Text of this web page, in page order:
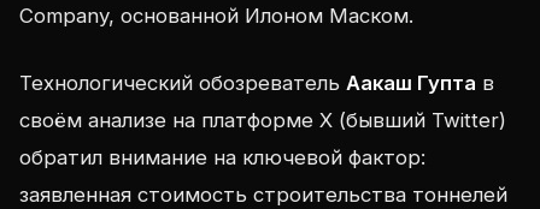
Company, основанной Илоном Маском.
Технологический обозреватель Аакаш Гупта в
своём анализе на платформе X (бывший Twitter)
обратил внимание на ключевой фактор:
заявленная стоимость строительства тоннелей